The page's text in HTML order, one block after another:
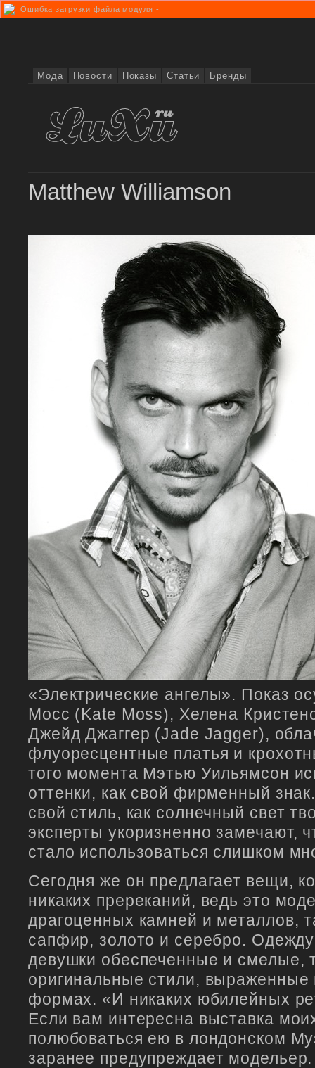
Ошибка загрузки файла модуля -
Мода Новости Показы Статьи Бренды
Matthew Williamson
«Электрические ангелы». Показ
Мосс (Kate Moss), Хелена
Джейд Джаггер (Jade Jagger),
флуоресцентные платья и
того момента Мэтью Уильямсон
оттенки, как свой фирменный
свой стиль, как солнечный свет
эксперты укоризненно замечают,
стало использоваться слишком
Сегодня же он предлагает вещи,
никаких пререканий, ведь это
драгоценных камней и металлов,
сапфир, золото и серебро.
девушки обеспеченные и смелые,
оригинальные стили,
формах. «И никаких юбилейных
Если вам интересна выставка
полюбоваться ею в лондонском
заранее предупреждает